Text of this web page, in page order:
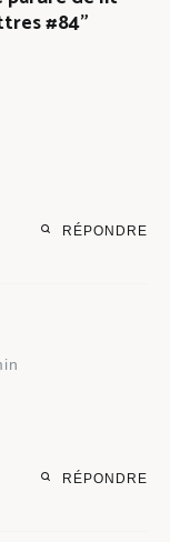
#84”
RÉPONDRE
RÉPONDRE